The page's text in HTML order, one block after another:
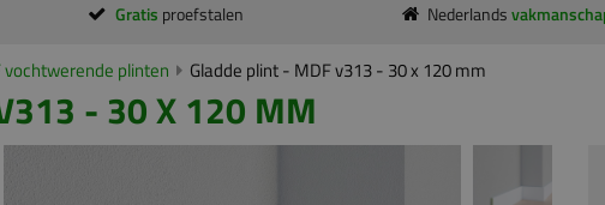
Gratis proefstalen Nederlands
vochtwerende plinten Gladde plint - MDF v313 - 30 x 120 mm
- 30 X 120 MM